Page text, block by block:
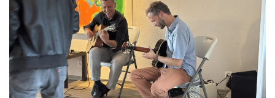
Read more